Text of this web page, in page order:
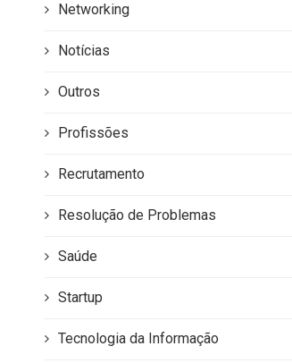
Networking
Notícias
Outros
Profissões
Recrutamento
Resolução de Problemas
Saúde
Startup
Tecnologia da Informação